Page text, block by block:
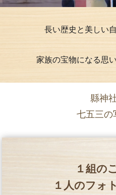
長い歴史と美しい
家族の宝物になる思
縣神
七五三の
１組の
１人のフォ